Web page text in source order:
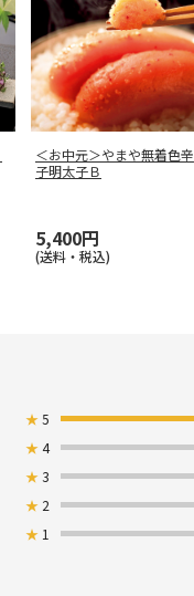
＜お中元＞やまや無着色辛
子明太子Ｂ
5,400円
(送料・税込)
★5
★4
★3
★ 2
★ 1